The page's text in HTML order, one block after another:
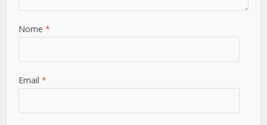
Nome *
Email *